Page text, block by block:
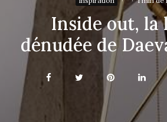
Inside out, la
dénudée de